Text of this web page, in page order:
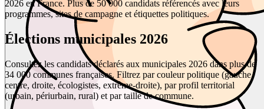
2026 en France. Plus de 50 000 candidats référencés avec leurs
programmes, sites de campagne et étiquettes politiques.
Élections municipales 2026
Consultez les candidats déclarés aux municipales 2026 dans plus de
34 000 communes françaises. Filtrez par couleur politique (gauche,
centre, droite, écologistes, extrême-droite), par profil territorial
(urbain, périurbain, rural) et par taille de commune.